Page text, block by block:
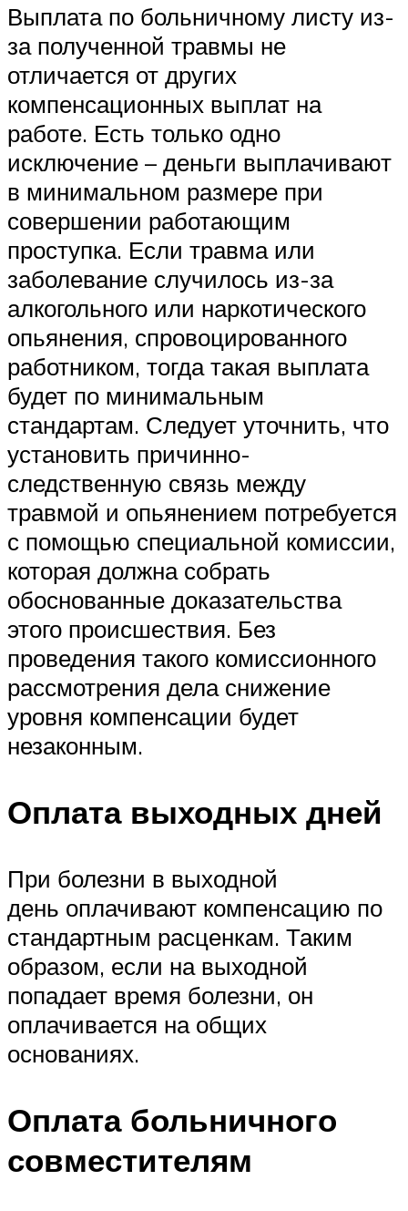
Выплата по больничному листу из-
за полученной травмы не
отличается от других
компенсационных выплат на
работе. Есть только одно
исключение – деньги выплачивают
в минимальном размере при
совершении работающим
проступка. Если травма или
заболевание случилось из-за
алкогольного или наркотического
опьянения, спровоцированного
работником, тогда такая выплата
будет по минимальным
стандартам. Следует уточнить, что
установить причинно-
следственную связь между
травмой и опьянением потребуется
с помощью специальной комиссии,
которая должна собрать
обоснованные доказательства
этого происшествия. Без
проведения такого комиссионного
рассмотрения дела снижение
уровня компенсации будет
незаконным.
Оплата выходных дней
При болезни в выходной
день оплачивают компенсацию по
стандартным расценкам. Таким
образом, если на выходной
попадает время болезни, он
оплачивается на общих
основаниях.
Оплата больничного
совместителям